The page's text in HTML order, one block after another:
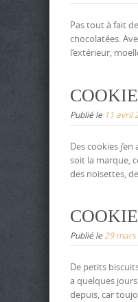
Pas tout à fait
chocolatées.
l’extérieur,
Publié le 11 avril
Des cookies
soit la marque,
des noisettes,
Publié le29 mars
De petits
a quelques
depuis, car